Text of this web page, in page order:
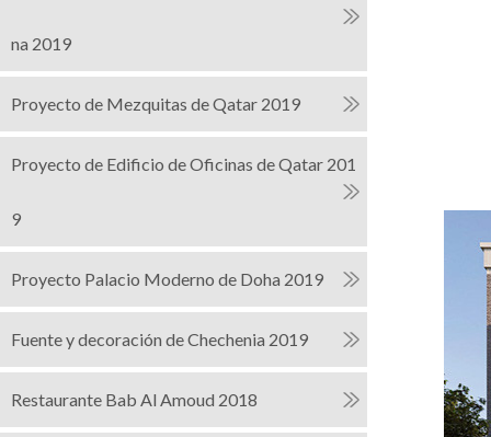
na 2019
Proyecto de Mezquitas de Qatar 2019
Proyecto de Edificio de Oficinas de Qatar 201
9
Proyecto Palacio Moderno de Doha 2019
Fuente y decoración de Chechenia 2019
Restaurante Bab Al Amoud 2018